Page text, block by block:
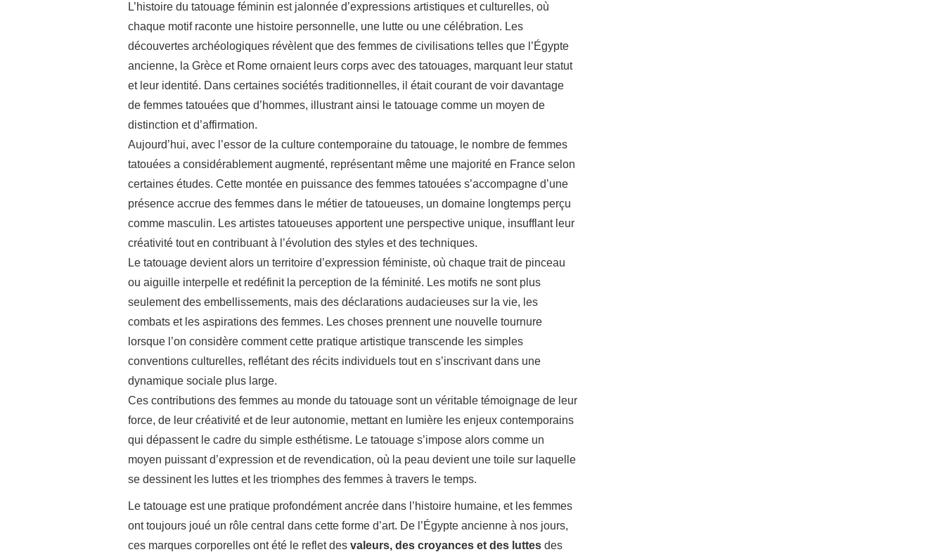
L’histoire du tatouage féminin est jalonnée d’expressions artistiques et culturelles, où
chaque motif raconte une histoire personnelle, une lutte ou une célébration. Les
découvertes archéologiques révèlent que des femmes de civilisations telles que l’Égypte
ancienne, la Grèce et Rome ornaient leurs corps avec des tatouages, marquant leur statut
et leur identité. Dans certaines sociétés traditionnelles, il était courant de voir davantage
de femmes tatouées que d’hommes, illustrant ainsi le tatouage comme un moyen de
distinction et d’affirmation.
Aujourd’hui, avec l’essor de la culture contemporaine du tatouage, le nombre de femmes
tatouées a considérablement augmenté, représentant même une majorité en France selon
certaines études. Cette montée en puissance des femmes tatouées s’accompagne d’une
présence accrue des femmes dans le métier de tatoueuses, un domaine longtemps perçu
comme masculin. Les artistes tatoueuses apportent une perspective unique, insufflant leur
créativité tout en contribuant à l’évolution des styles et des techniques.
Le tatouage devient alors un territoire d’expression féministe, où chaque trait de pinceau
ou aiguille interpelle et redéfinit la perception de la féminité. Les motifs ne sont plus
seulement des embellissements, mais des déclarations audacieuses sur la vie, les
combats et les aspirations des femmes. Les choses prennent une nouvelle tournure
lorsque l’on considère comment cette pratique artistique transcende les simples
conventions culturelles, reflétant des récits individuels tout en s’inscrivant dans une
dynamique sociale plus large.
Ces contributions des femmes au monde du tatouage sont un véritable témoignage de leur
force, de leur créativité et de leur autonomie, mettant en lumière les enjeux contemporains
qui dépassent le cadre du simple esthétisme. Le tatouage s’impose alors comme un
moyen puissant d’expression et de revendication, où la peau devient une toile sur laquelle
se dessinent les luttes et les triomphes des femmes à travers le temps.
Le tatouage est une pratique profondément ancrée dans l’histoire humaine, et les femmes
ont toujours joué un rôle central dans cette forme d’art. De l’Égypte ancienne à nos jours,
ces marques corporelles ont été le reflet des valeurs, des croyances et des luttes des